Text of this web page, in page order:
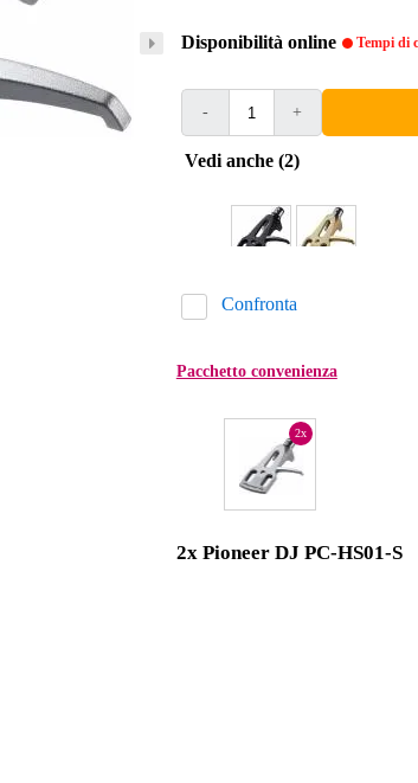
Disponibilità online Tempi di
- +
Vedi anche (2)
Confronta
Pacchetto convenienza
2x
2x Pioneer DJ PC-HS01-S